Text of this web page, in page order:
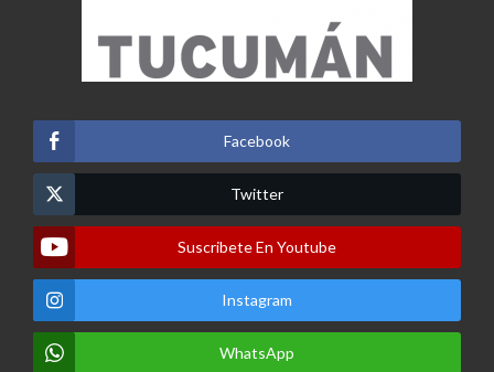
Facebook
Twitter
Suscribete En Youtube
Instagram
WhatsApp